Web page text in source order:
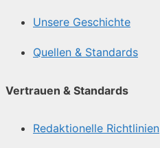
Unsere Geschichte
Quellen & Standards
Vertrauen & Standards
Redaktionelle Richtlinien